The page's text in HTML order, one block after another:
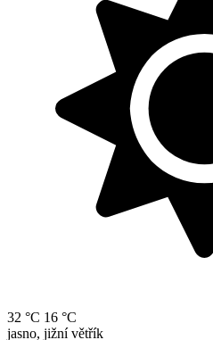
32 °C 16 °C
jasno, jižní větřík